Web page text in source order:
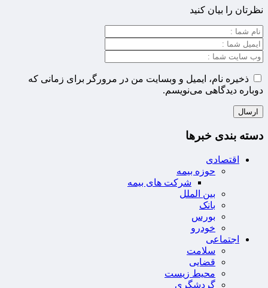
نظرتان را بیان کنید
ذخیره نام، ایمیل و وبسایت من در مرورگر برای زمانی که
دوباره دیدگاهی می‌نویسم.
دسته بندی خبرها
اقتصادی
حوزه بیمه
شرکت های بیمه
بین الملل
بانک
بورس
خودرو
اجتماعی
سلامت
قضایی
محیط زیست
گردشگری